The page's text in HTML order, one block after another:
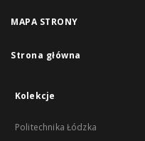
MAPA STRONY
Strona główna
Kolekcje
Politechnika Łódzka